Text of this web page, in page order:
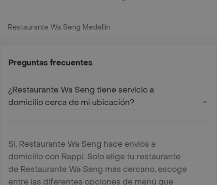
Restaurante Wa Seng Medellín
Preguntas frecuentes
¿Restaurante Wa Seng tiene servicio a
domicilio cerca de mi ubicación?
Si, Restaurante Wa Seng hace envíos a
domicilio con Rappi. Solo elige tu restaurante
de Restaurante Wa Seng mas cercano, escoge
entre las diferentes opciones de menú que